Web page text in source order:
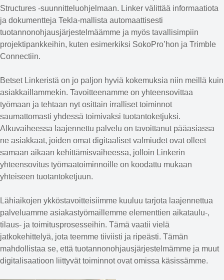
Structures -suunnitteluohjelmaan. Linker välittää informaatiota
ja dokumentteja Tekla-mallista automaattisesti
tuotannonohjausjärjestelmäämme ja myös tavallisimpiin
projektipankkeihin, kuten esimerkiksi SokoPro’hon ja Trimble
Connectiin.
Betset Linkeristä on jo paljon hyviä kokemuksia niin meillä kuin
asiakkaillammekin. Tavoitteenamme on yhteensovittaa
työmaan ja tehtaan nyt osittain irralliset toiminnot
saumattomasti yhdessä toimivaksi tuotantoketjuksi.
Alkuvaiheessa laajennettu palvelu on tavoittanut pääasiassa
ne asiakkaat, joiden omat digitaaliset valmiudet ovat olleet
samaan aikaan kehittämisvaiheessa, jolloin Linkerin
yhteensovitus työmaatoiminnoille on koodattu mukaan
yhteiseen tuotantoketjuun.
Lähiaikojen ykköstavoitteisiimme kuuluu tarjota laajennettua
palveluamme asiakastyömaillemme elementtien aikataulu-,
tilaus- ja toimitusprosesseihin. Tämä vaatii vielä
jatkokehittelyä, jota teemme tiiviisti ja ripeästi. Tämän
mahdollistaa se, että tuotannonohjausjärjestelmämme ja muut
digitalisaatioon liittyvät toiminnot ovat omissa käsissämme.